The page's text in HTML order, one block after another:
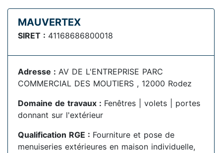
MAUVERTEX
SIRET : 41168686800018
Adresse : AV DE L'ENTREPRISE PARC
COMMERCIAL DES MOUTIERS , 12000 Rodez
Domaine de travaux : Fenêtres | volets | portes
donnant sur l'extérieur
Qualification RGE : Fourniture et pose de
menuiseries extérieures en maison individuelle,